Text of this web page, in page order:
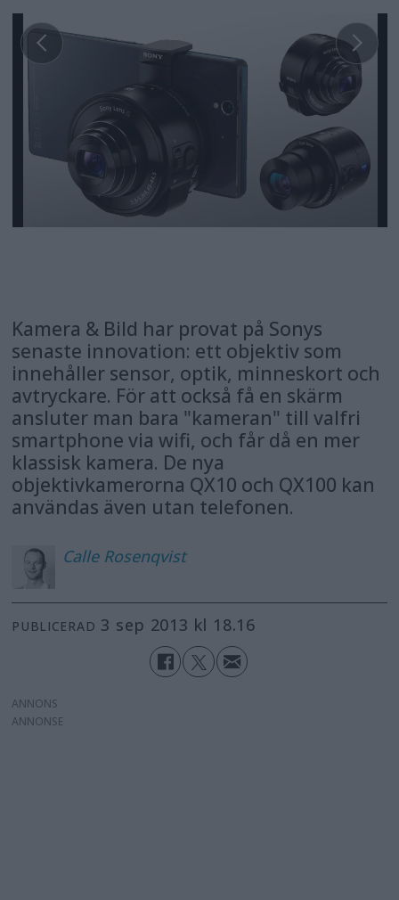
Kamera & Bild har provat på Sonys
senaste innovation: ett objektiv som
innehåller sensor, optik, minneskort och
avtryckare. För att också få en skärm
ansluter man bara "kameran" till valfri
smartphone via wifi, och får då en mer
klassisk kamera. De nya
objektivkamerorna QX10 och QX100 kan
användas även utan telefonen.
Calle Rosenqvist
PUBLICERAD 3 sep 2013 kl 18.16
ANNONS